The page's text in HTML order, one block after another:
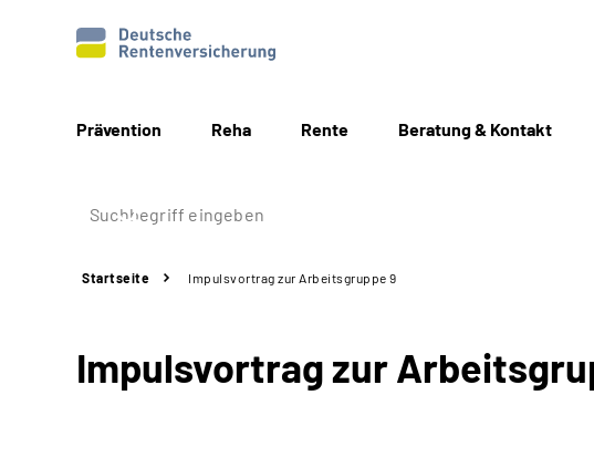
Prävention Reha Rente Beratung & Kontakt
Startseite Impulsvortrag zur Arbeitsgruppe 9
Impulsvortrag zur